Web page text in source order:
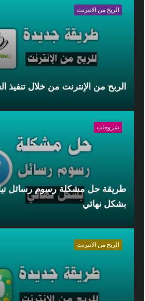
الربح من الانترنت
الربح من الإنترنت من خلال تنفيذ
شروحات
طريقة حل مشكلة رسوم رسائل
بشكل نهائي
الربح من الانترنت